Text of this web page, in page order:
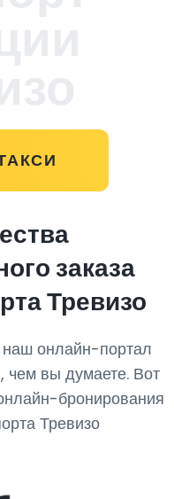
заказа
Тревизо
наш онлайн-портал
чем вы думаете. Вот
бронирования
Тревизо